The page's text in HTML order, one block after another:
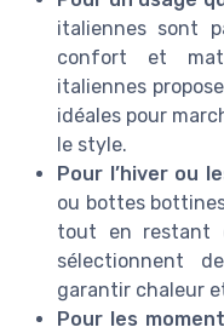
italiennes sont
confort et
italiennes
idéales pour
le style.
Pour l’hiver ou
ou bottes
tout en restant
sélectionnent
garantir chaleur
Pour les